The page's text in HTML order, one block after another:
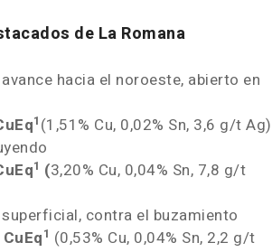
de La Romana
hacia el noroeste, abierto en
1 (1,51% Cu, 0,02% Sn, 3,6 g/t Ag)
1 (3,20% Cu, 0,04% Sn, 7,8 g/t
contra el buzamiento
1 (0,53% Cu, 0,04% Sn, 2,2 g/t